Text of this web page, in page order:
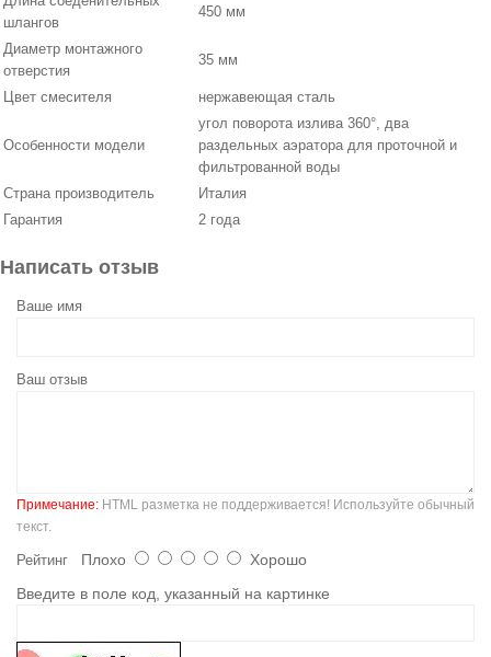
шлангов
450 мм
Диаметр монтажного
отверстия
35 мм
Цвет смесителя нержавеющая сталь
Особенности модели
угол поворота излива 360°, два
раздельных аэратора для проточной и
фильтрованной воды
Страна производитель
Италия
Гарантия
2 года
Написать отзыв
Ваше имя
Ваш отзыв
Примечание: HTML разметка не поддерживается! Используйте обычный
текст.
Рейтинг Плохо
Хорошо
Введите в поле код, указанный на картинке